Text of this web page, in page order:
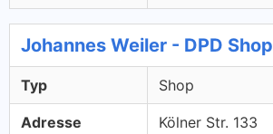
Johannes Weiler - DPD Shop
Typ Shop
Adresse
Kölner Str. 133